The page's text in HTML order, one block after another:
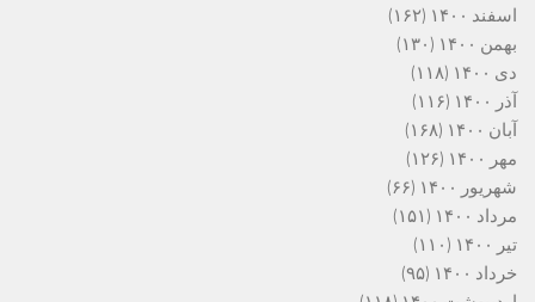
اسفند ۱۴۰۰
(۱۶۲)
بهمن ۱۴۰۰
(۱۳۰)
دی ۱۴۰۰
(۱۱۸)
آذر ۱۴۰۰
(۱۱۶)
آبان ۱۴۰۰
(۱۶۸)
مهر ۱۴۰۰
(۱۲۶)
شهریور ۱۴۰۰
(۶۶)
مرداد ۱۴۰۰
(۱۵۱)
تیر ۱۴۰۰
(۱۱۰)
خرداد ۱۴۰۰
(۹۵)